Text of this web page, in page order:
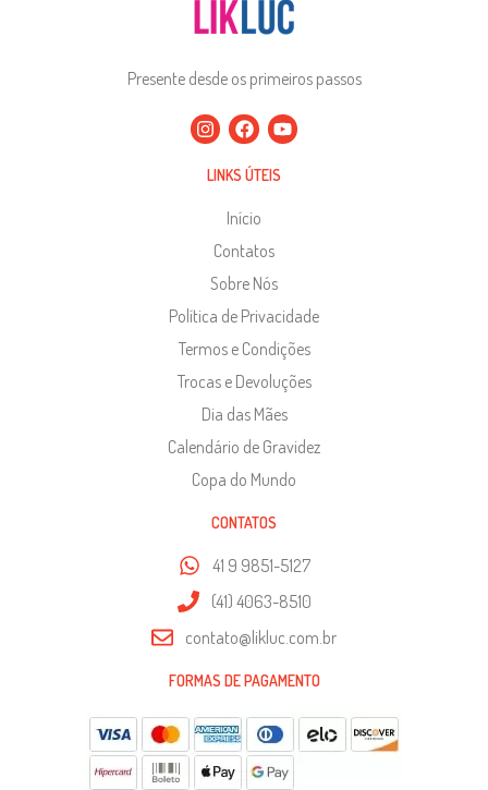
Presente desde os primeiros passos
LINKS ÚTEIS
Início
Contatos
Sobre Nós
Política de Privacidade
Termos e Condições
Trocas e Devoluções
Dia das Mães
Calendário de Gravidez
Copa do Mundo
CONTATOS
41 9 9851-5127
(41) 4063-8510
contato@likluc.com.br
FORMAS DE PAGAMENTO